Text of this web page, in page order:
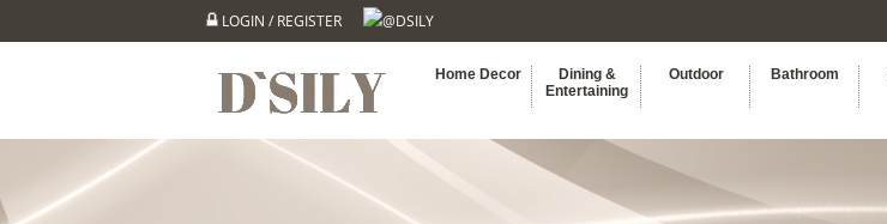
LOGIN / REGISTER @DSILY
Home Decor
Dining &
Entertaining
Outdoor Bathroom